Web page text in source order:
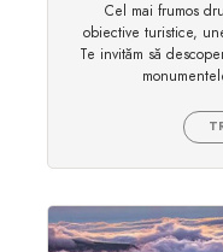
Cel mai frumos
obiective turistice,
Te invităm să